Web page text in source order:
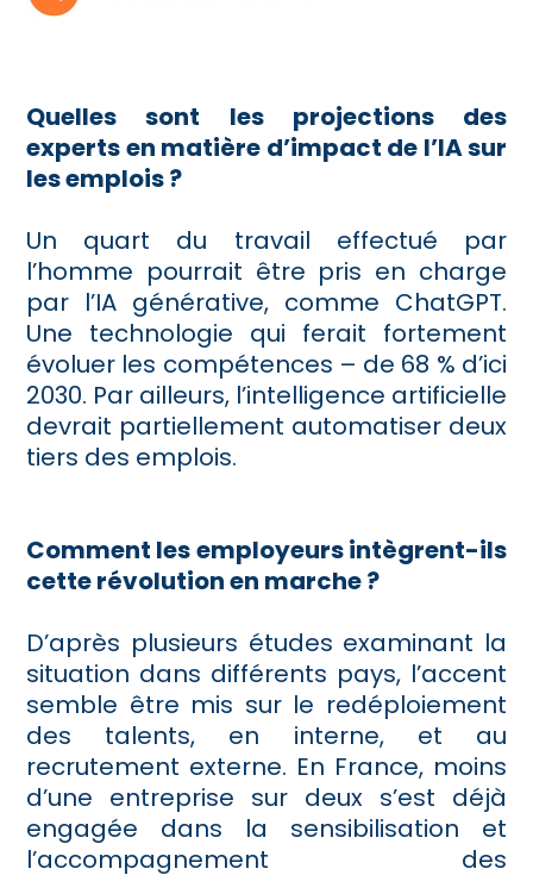
Quelles sont les projections des
experts en matière d’impact de l’IA sur
les emplois ?
Un quart du travail effectué par
l’homme pourrait être pris en charge
par l’IA générative, comme ChatGPT.
Une technologie qui ferait fortement
évoluer les compétences – de 68 % d’ici
2030. Par ailleurs, l’intelligence artificielle
devrait partiellement automatiser deux
tiers des emplois.
Comment les employeurs intègrent-ils
cette révolution en marche ?
D’après plusieurs études examinant la
situation dans différents pays, l’accent
semble être mis sur le redéploiement
des talents, en interne, et au
recrutement externe. En France, moins
d’une entreprise sur deux s’est déjà
engagée dans la sensibilisation et
l’accompagnement des